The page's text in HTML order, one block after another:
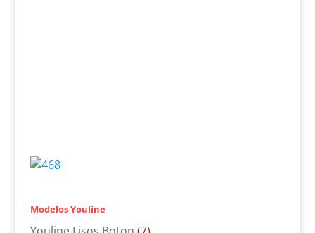
Modelos Youline